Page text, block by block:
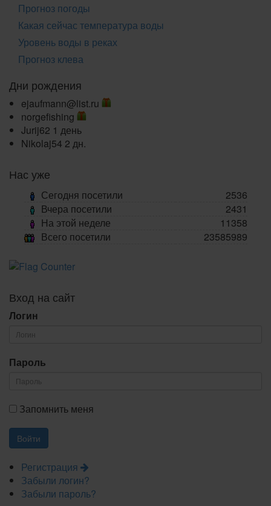
Прогноз погоды
Какая сейчас температура воды
Уровень воды в реках
Прогноз клева
Дни рождения
ejaufmann@list.ru
norgefishing
Jurij62 1 день
Nikolaj54 2 дн.
Нас уже
Сегодня посетили
2536
Вчера посетили
2431
На этой неделе
11358
Всего посетили
23585989
Вход на сайт
Логин
Пароль
Запомнить меня
Регистрация
Забыли логин?
Забыли пароль?